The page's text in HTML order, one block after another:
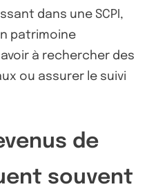
dans une SCPI,
patrimoine
à rechercher des
ou assurer le suivi
de
souvent